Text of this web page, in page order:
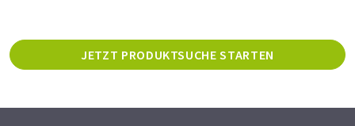
JETZT PRODUKTSUCHE STARTEN